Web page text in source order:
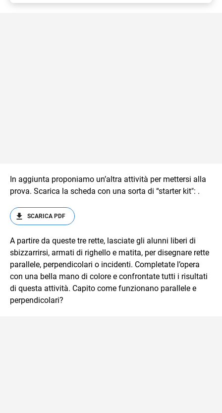
In aggiunta proponiamo un’altra attività per mettersi alla
prova. Scarica la scheda con una sorta di “starter kit": .
SCARICA PDF
A partire da queste tre rette, lasciate gli alunni liberi di
sbizzarrirsi, armati di righello e matita, per disegnare rette
parallele, perpendicolari o incidenti. Completate l’opera
con una bella mano di colore e confrontate tutti i risultati
di questa attività. Capito come funzionano parallele e
perpendicolari?